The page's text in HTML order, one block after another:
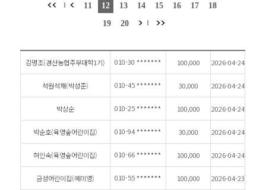
김명조(경산농협주부대학1기) 010-30******* 100,000 2026-04-24
석원석재(박성준) 010-45******* 30,000 2026-04-24
박상순 010-25******* 100,000 2026-04-24
박순호(육영숲어린이집) 010-94******* 30,000 2026-04-24
허인숙(육영숲어린이집) 010-66******* 100,000 2026-04-24
금성어린이집(예미영) 010-55******* 100,000 2026-04-23